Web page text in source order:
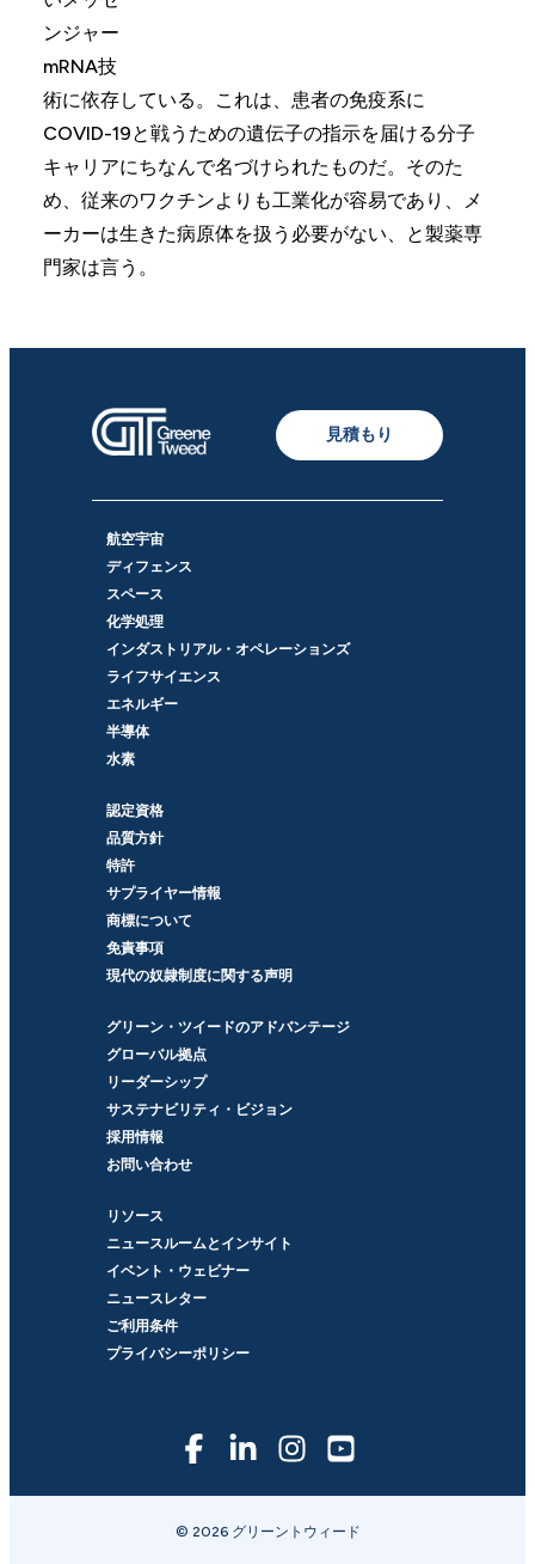
ンジャー
mRNA技
術に依存している。これは、患者の免疫系に
COVID-19と戦うための遺伝子の指示を届ける分子
キャリアにちなんで名づけられたものだ。そのた
め、従来のワクチンよりも工業化が容易であり、メ
ーカーは生きた病原体を扱う必要がない、と製薬専
門家は言う。
見積もり
航空宇宙
ディフェンス
スペース
化学処理
インダストリアル・オペレーションズ
ライフサイエンス
エネルギー
半導体
水素
認定資格
品質方針
特許
サプライヤー情報
商標について
免責事項
現代の奴隷制度に関する声明
グリーン・ツイードのアドバンテージ
グローバル拠点
リーダーシップ
サステナビリティ・ビジョン
採用情報
お問い合わせ
リソース
ニュースルームとインサイト
イベント・ウェビナー
ニュースレター
ご利用条件
プライバシーポリシー
© 2026 グリーントウィード